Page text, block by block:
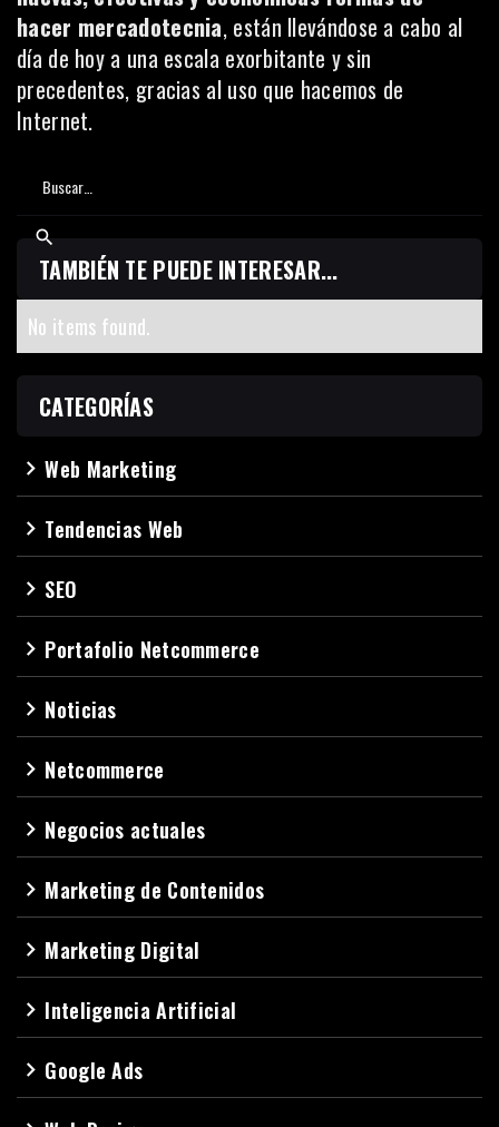
hacer mercadotecnia, están llevándose a cabo al
día de hoy a una escala exorbitante y sin
precedentes, gracias al uso que hacemos de
Internet.
TAMBIÉN TE PUEDE INTERESAR...
No items found.
CATEGORÍAS
navigate_nextWeb Marketing
navigate_next Tendencias Web
navigate_next SEO
navigate_next Portafolio Netcommerce
navigate_next Noticias
navigate_next Netcommerce
navigate_next Negocios actuales
navigate_next Marketing de Contenidos
navigate_next Marketing Digital
navigate_next Inteligencia Artificial
navigate_next Google Ads